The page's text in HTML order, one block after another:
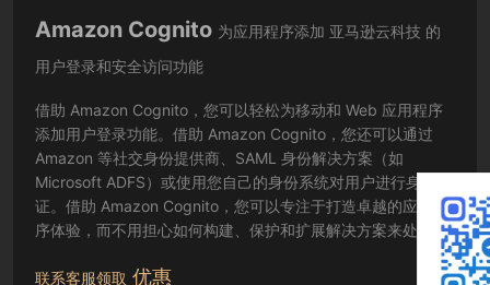
Amazon Cognito 为应用程序添加 亚马逊云科技 的
用户登录和安全访问功能
借助 Amazon Cognito，您可以轻松为移动和 Web 应用程序
添加用户登录功能。借助 Amazon Cognito，您还可以通过
Amazon 等社交身份提供商、SAML 身份解决方案（如
Microsoft ADFS）或使用您自己的身份系统对用户进行身份验
证。借助 Amazon Cognito，您可以专注于打造卓越的应用程
序体验，而不用担心如何构建、保护和扩展解决方案来处理用
联系客服领取 优惠